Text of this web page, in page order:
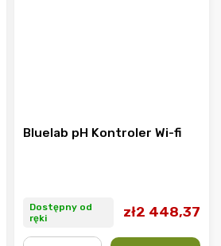
Bluelab pH Kontroler Wi-fi
Dostępny od
ręki
zł2 448,37